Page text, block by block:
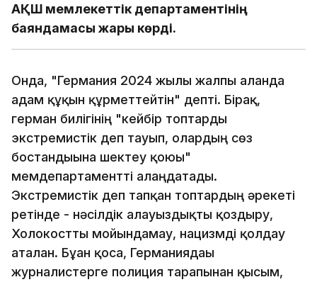
АҚШ мемлекеттік департаментінің
баяндамасы жарық көрді.
Онда, "Германия 2024 жылы жалпы алғанда
адам құқын құрметтейтін" депті. Бірақ,
герман билігінің "кейбір топтарды
экстремистік деп тауып, олардың сөз
бостандығына шектеу қоюы"
мемдепартаментті алаңдатады.
Экстремистік деп тапқан топтардың әрекеті
ретінде - нәсілдік алауыздықты қоздыру,
Холокостты мойындамау, нацизмді қолдау
аталған. Бұған қоса, Германиядағы
журналистерге полиция тарапынан қысым,